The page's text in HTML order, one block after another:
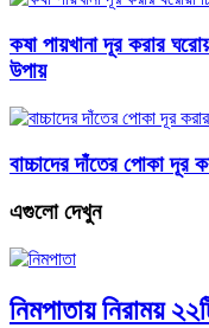
কষা পায়খানা দূর করার
উপায়
বাচ্চাদের দাঁতের
এগুলো দেখুন
নিমপাতায় নিরাময়